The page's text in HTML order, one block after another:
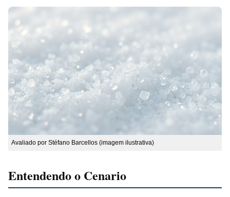
Avaliado por Stéfano Barcellos (imagem ilustrativa)
Entendendo o Cenario